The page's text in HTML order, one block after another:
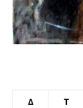
Δ Τ